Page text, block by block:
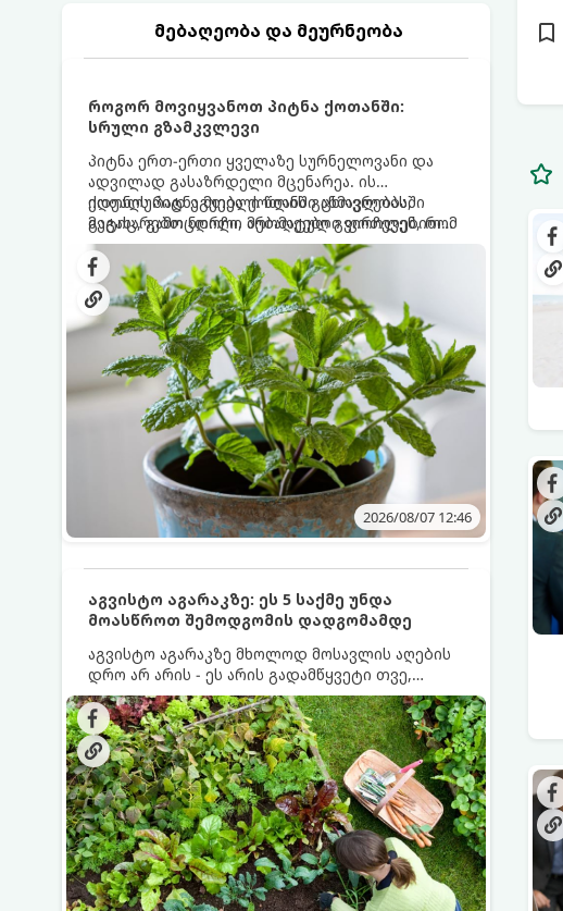
მებაღეობა და მეურნეობა
როგორ მოვიყვანოთ პიტნა ქოთანში:
სრული გზამკვლევი
პიტნა ერთ-ერთი ყველაზე სურნელოვანი და
ადვილად გასაზრდელი მცენარეა. ის
იდეალურად ეგუება ქოთანში ცხოვრებას,
მეტიც, გამოცდილი მებაღეები გვირჩევენ, რომ
პიტნა მხოლოდ ქოთანში მოვიყვანოთ, რადგან
ღია გრუნტში (ბაღში) დარგვისას ის ფესვებით
ძალიან სწრაფად ვრცელდება და სხვა
მცენარეებს ავიწროებს.
ქოთნის პიტნა მთელი წლის განმავლობაში
გაგახარებთ ნორჩი, არომატული ფოთლებით
ჩაის, ლიმონათისა თუ კერძებისთვის.
2026/08/07 12:46
აგვისტო აგარაკზე: ეს 5 საქმე უნდა
მოასწროთ შემოდგომის დადგომამდე
აგვისტო აგარაკზე მხოლოდ მოსავლის აღების
დრო არ არის - ეს არის გადამწყვეტი თვე,
როდესაც საფუძველი ეყრება მომავალი წლის
მოსავალს და ბაღი მზადდება შემოდგომა-
ზამთრის სეზონისთვის. იმისათვის, რომ
ნიადაგმა ენერგია აღიდგინოს, ხოლო
მცენარეებმა ზამთარს გაუძლონ, აგვისტოს
ბოლომდე 5 მნიშვნელოვანი საქმის გაკეთება
უნდა მოასწროთ: